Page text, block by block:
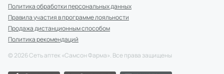
Политика обработки персональных данных
Правила участия в программе лояльности
Продажа дистанционным способом
Политика рекомендаций
© 2026Сеть аптек «Самсон Фарма». Все права защищены